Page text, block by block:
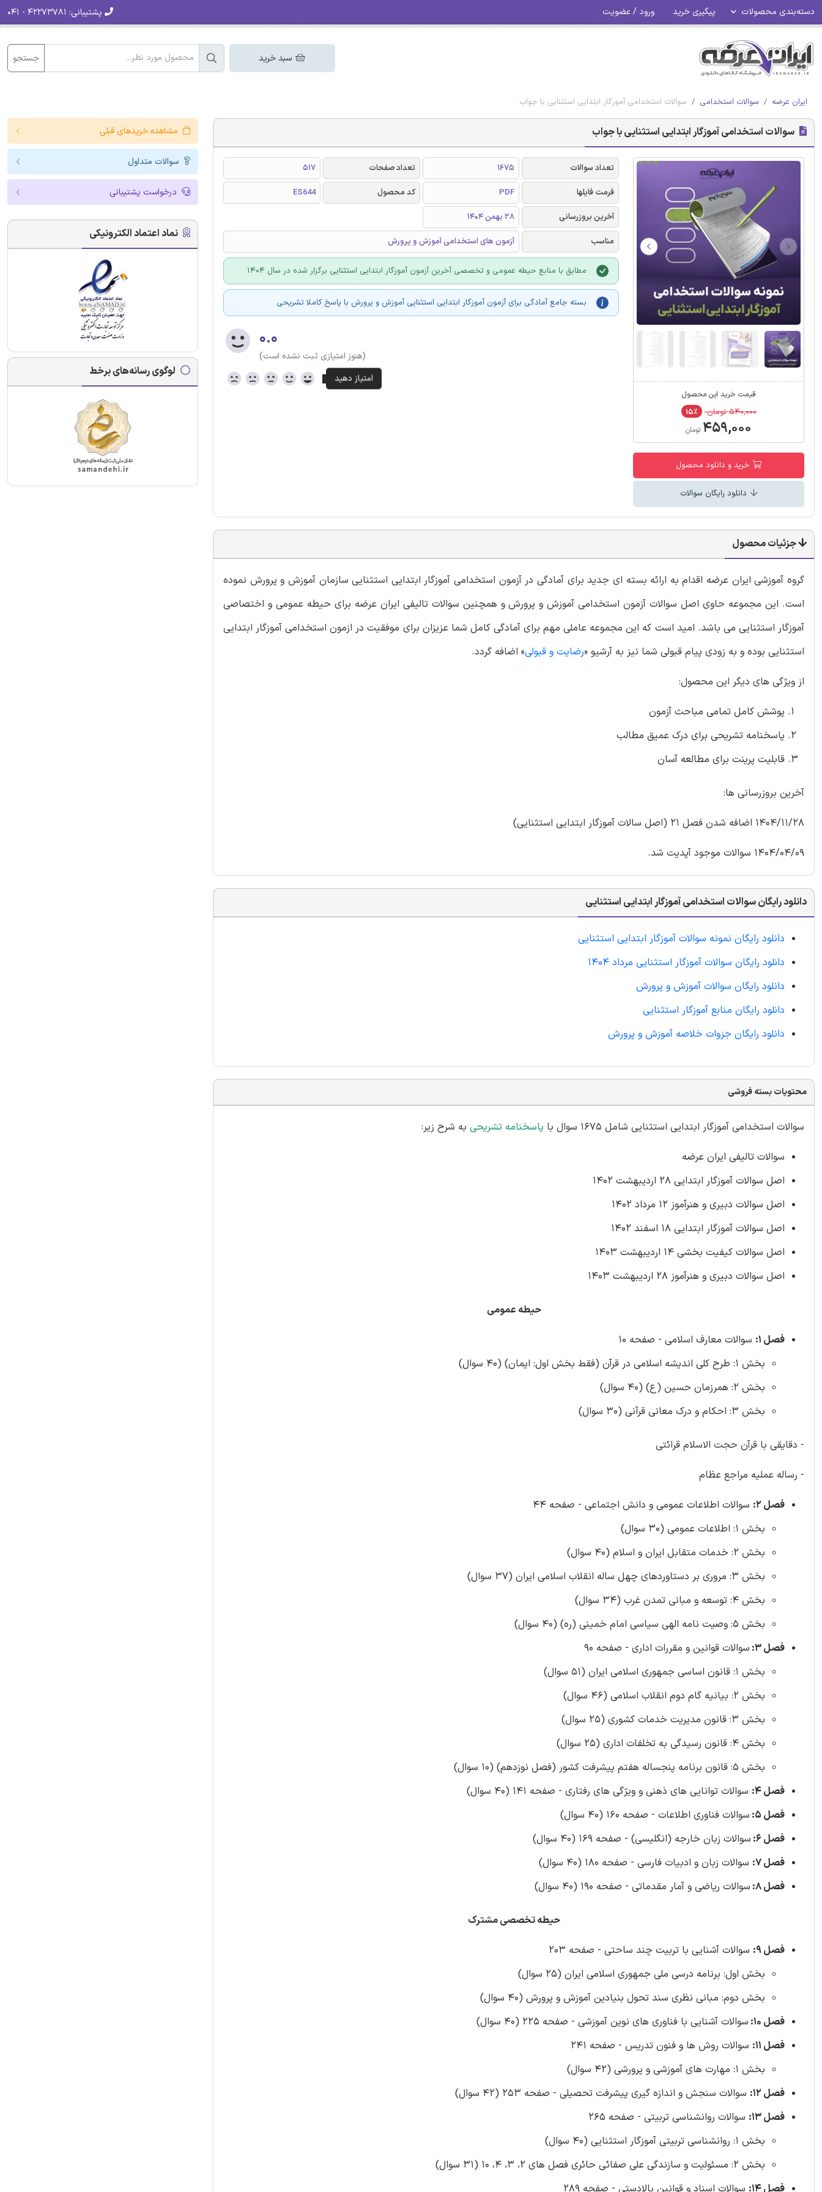
دسته‌بندی محصولات پیگیری خرید ورود / عضویت پشتیبانی:
سبد خرید جستجو
ایران عرضه سوالات استخدامی سوالات استخدامی آموزگار ابتدایی استثنایی با جواب
سوالات استخدامی آموزگار ابتدایی استثنایی با جواب
قیمت خرید این محصول
۵۴۰,۰۰۰ تومان ۱۵٪
۴۵۹,۰۰۰ تومان
خرید و دانلود محصول
دانلود رایگان سوالات
تعداد سوالات 1675 تعداد صفحات
517
فرمت فایلها
PDF کد محصول
ES644
آخرین بروزرسانی
28 بهمن 1404
مناسب
آزمون های استخدامی آموزش و پرورش
مطابق با منابع حیطه عمومی و تخصصی آخرین آزمون آموزگار ابتدایی استثنایی برگزار شده در سال 1404
بسته جامع آمادگی برای آزمون آموزگار ابتدایی استثنایی آموزش و پرورش با پاسخ کاملا تشریحی
۰.۰
(هنوز امتیازی ثبت نشده است)
جزئیات محصول
گروه آموزشی ایران عرضه اقدام به ارائه بسته ای جدید برای آمادگی در آزمون استخدامی آموزگار ابتدایی استثنایی سازمان آموزش و پرورش نموده
است. این مجموعه حاوی اصل سوالات آزمون استخدامی آموزش و پرورش و همچنین سوالات تالیفی ایران عرضه برای حیطه عمومی و اختصاصی
آموزگار استثنایی می باشد. امید است که این مجموعه عاملی مهم برای آمادگی کامل شما عزیزان برای موفقیت در ازمون استخدامی آموزگار ابتدایی
استثنایی بوده و به زودی پیام قبولی شما نیز به آرشیو «رضایت و قبولی» اضافه گردد.
از ویژگی های دیگر این محصول:
پوشش کامل تمامی مباحث آزمون
پاسخنامه تشریحی برای درک عمیق مطالب
قابلیت پرینت برای مطالعه آسان
آخرین بروزرسانی ها:
1404/11/28 اضافه شدن فصل 21 (اصل سالات آموزگار ابتدایی استثنایی)
1404/04/09 سوالات موجود آپدیت شد.
دانلود رایگان سوالات استخدامی آموزگار ابتدایی استثنایی
دانلود رایگان نمونه سوالات آموزگار ابتدایی استثنایی
دانلود رایگان سوالات آموزگار استثنایی مرداد 1404
دانلود رایگان سوالات آموزش و پرورش
دانلود رایگان منابع آموزگار استثنایی
دانلود رایگان جزوات خلاصه آموزش و پرورش
محتویات بسته فروشی
سوالات استخدامی آموزگار ابتدایی استثنایی شامل 1675 سوال با پاسخنامه تشریحی به شرح زیر:
سوالات تالیفی ایران عرضه
اصل سوالات آموزگار ابتدایی 28 اردیبهشت 1402
اصل سوالات دبیری و هنرآموز 12 مرداد 1402
اصل سوالات آموزگار ابتدایی 18 اسفند 1402
اصل سوالات کیفیت بخشی 14 اردیبهشت 1403
اصل سوالات دبیری و هنرآموز 28 اردیبهشت 1403
حیطه عمومی
فصل 1:
سوالات معارف اسلامی - صفحه 10
بخش 1: طرح کلی اندیشه اسلامی در قرآن (فقط بخش اول: ایمان) (40 سوال)
بخش 2: همرزمان حسین (ع) (40 سوال)
بخش 3: احکام و درک معانی قرآنی (30 سوال)
- دقایقی با قرآن حجت الاسلام قرائتی
- رساله عملیه مراجع عظام
فصل 2:
سوالات اطلاعات عمومی و دانش اجتماعی - صفحه 44
بخش 1: اطلاعات عمومی (30 سوال)
بخش 2: خدمات متقابل ایران و اسلام (40 سوال)
بخش 3: مروری بر دستاوردهای چهل ساله انقلاب اسلامی ایران (37 سوال)
بخش 4: توسعه و مبانی تمدن غرب (34 سوال)
بخش 5: وصیت نامه الهی سیاسی امام خمینی (ره) (40 سوال)
فصل 3:
سوالات قوانین و مقررات اداری - صفحه 90
بخش 1: قانون اساسی جمهوری اسلامی ایران (51 سوال)
بخش 2: بیانیه گام دوم انقلاب اسلامی (46 سوال)
بخش 3: قانون مدیریت خدمات کشوری (25 سوال)
بخش 4: قانون رسیدگی به تخلفات اداری (25 سوال)
بخش 5: قانون برنامه پنجساله هفتم پیشرفت کشور (فصل نوزدهم) (10 سوال)
فصل 4:
سوالات توانایی های ذهنی و ویژگی های رفتاری - صفحه 141 (40 سوال)
فصل 5:
سوالات فناوری اطلاعات - صفحه 160 (40 سوال)
فصل 6:
سوالات زبان خارجه (انگلیسی) - صفحه 169 (40 سوال)
فصل 7:
سوالات زبان و ادبیات فارسی - صفحه 180 (40 سوال)
فصل 8:
سوالات ریاضی و آمار مقدماتی - صفحه 190 (40 سوال)
حیطه تخصصی مشترک
فصل 9:
سوالات آشنایی با تربیت چند ساحتی - صفحه 203
بخش اول: برنامه درسی ملی جمهوری اسلامی ایران (25 سوال)
بخش دوم: مبانی نظری سند تحول بنیادین آموزش و پرورش (40 سوال)
فصل 10:
سوالات آشنایی با فناوری های نوین آموزشی - صفحه 225 (40 سوال)
فصل 11:
سوالات روش ها و فنون تدریس - صفحه 241
بخش 1: مهارت های آموزشی و پرورشی (42 سوال)
فصل 12:
سوالات سنجش و اندازه گیری پیشرفت تحصیلی - صفحه 253 (42 سوال)
فصل 13:
سوالات روانشناسی تربیتی - صفحه 265
بخش 1: روانشناسی تربیتی آموزگار استثنایی (40 سوال)
بخش 2: مسئولیت و سازندگی علی صفائی حائری فصل های 2، 3، 4، 10 (31 سوال)
فصل 14:
سوالات اسناد و قوانین بالادستی - صفحه 289
مشاهده خریدهای قبلی
سوالات متداول
درخواست پشتیبانی
نماد اعتماد الکترونیکی
لوگوی رسانه‌های برخط